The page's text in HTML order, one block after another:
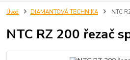
Úvod DIAMANTOVÁ TECHNIKA NTC
NTC RZ 200 řezač